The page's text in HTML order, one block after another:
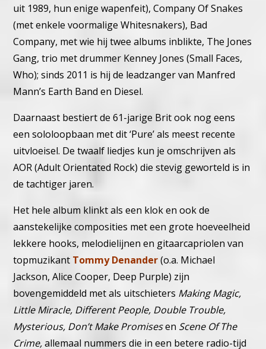
uit 1989, hun enige wapenfeit), Company Of Snakes
(met enkele voormalige Whitesnakers), Bad
Company, met wie hij twee albums inblikte, The Jones
Gang, trio met drummer Kenney Jones (Small Faces,
Who); sinds 2011 is hij de leadzanger van Manfred
Mann’s Earth Band en Diesel.
Daarnaast bestiert de 61-jarige Brit ook nog eens
een sololoopbaan met dit ‘Pure’ als meest recente
uitvloeisel. De twaalf liedjes kun je omschrijven als
AOR (Adult Orientated Rock) die stevig geworteld is in
de tachtiger jaren.
Het hele album klinkt als een klok en ook de
aanstekelijke composities met een grote hoeveelheid
lekkere hooks, melodielijnen en gitaarcapriolen van
topmuzikant Tommy Denander(o.a. Michael
Jackson, Alice Cooper, Deep Purple) zijn
bovengemiddeld met als uitschieters Making Magic,
Little Miracle, Different People, Double Trouble,
Mysterious, Don’t Make Promisesen Scene Of The
Crime,allemaal nummers die in een betere radio-tijd